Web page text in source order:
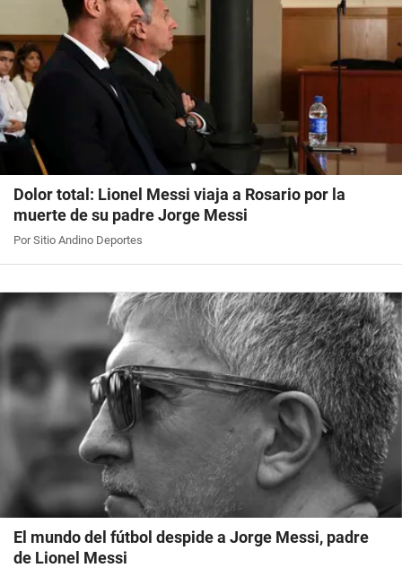
Dolor total: Lionel Messi viaja a Rosario por la
muerte de su padre Jorge Messi
Por Sitio Andino Deportes
El mundo del fútbol despide a Jorge Messi, padre
de Lionel Messi